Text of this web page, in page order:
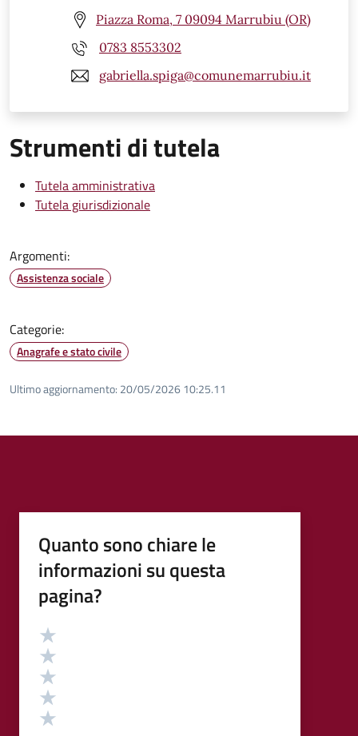
Piazza Roma, 7 09094 Marrubiu (OR)
0783 8553302
gabriella.spiga@comunemarrubiu.it
Strumenti di tutela
Tutela amministrativa
Tutela giurisdizionale
Argomenti:
Assistenza sociale
Categorie:
Anagrafe e stato civile
Ultimo aggiornamento: 20/05/2026 10:25.11
Quanto sono chiare le
informazioni su questa
pagina?
Valutazione